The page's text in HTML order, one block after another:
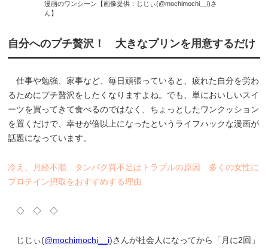
漫画のワンシーン【画像提供：じじぃ(@mochimochi__i)さ
ん】
自分へのプチ贅沢！ 大きなプリンを用意するだけ
仕事や勉強、家事など、毎日頑張っていると、疲れた自分を労わ
るためにプチ贅沢をしたくなりますよね。でも、単においしいスイ
ーツを買ってきて食べるのではなく、ちょっとしたワンクッション
を置くだけで、幸せが倍以上になったというライフハックな漫画が
話題になっています。
冷え、月経不順…タンパク質不足はトラブルの原因 多くの女性に
プロテイン摂取をおすすめする理由
◇ ◇ ◇
じじぃ(@mochimochi__i)さんが社会人になってから「月に2回」